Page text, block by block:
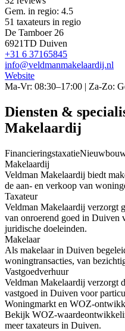
Gem. in regio: 4.5
51 taxateurs in regio
De Tamboer 26
6921TD Duiven
+31 6 37165845
info@veldmanmakelaardij.nl
Website
Ma-Vr: 08:30–17:00 | Za-Zo:
Diensten &
Makelaardij
Financieringstaxatie
Makelaardij
Veldman Makelaardij biedt
de aan- en verkoop van
Taxateur
Veldman Makelaardij verzorgt
van onroerend goed in Duiven
juridische doeleinden.
Makelaar
Als makelaar in Duiven
woningtransacties, van
Vastgoedverhuur
Veldman Makelaardij verzorgt
vastgoed in Duiven voor
Woningmarkt en WOZ-
Bekijk WOZ-
meer taxateurs in Duiven.